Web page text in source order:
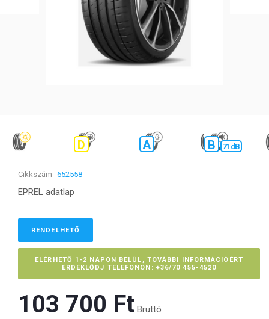
D A B 71 dB
Cikkszám 652558
EPREL adatlap
RENDELHETŐ
ELÉRHETŐ 1-2 NAPON BELÜL, TOVÁBBI INFORMÁCIÓÉRT
ÉRDEKLŐDJ TELEFONON: +36/70 455-4520
103 700 Ft‎ Bruttó